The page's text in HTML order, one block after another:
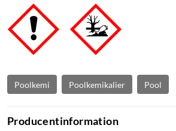
Poolkemi Poolkemikalier Pool
Producentinformation